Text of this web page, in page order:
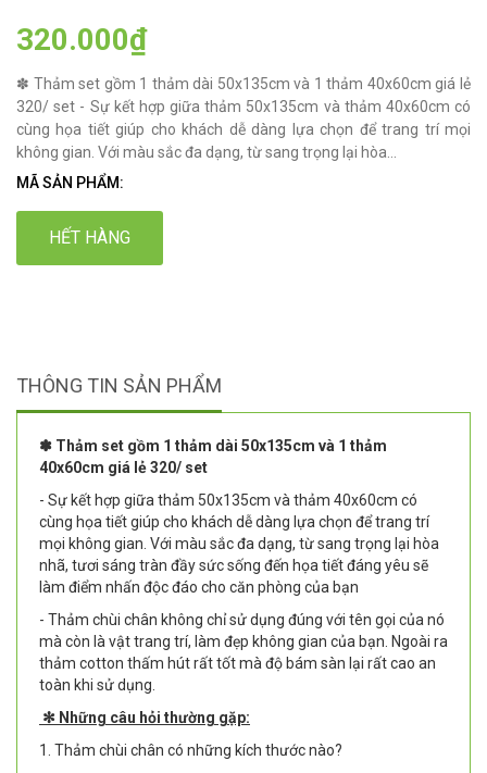
320.000₫
✽ Thảm set gồm 1 thảm dài 50x135cm và 1 thảm 40x60cm giá lẻ
320/ set - Sự kết hợp giữa thảm 50x135cm và thảm 40x60cm có
cùng họa tiết giúp cho khách dễ dàng lựa chọn để trang trí mọi
không gian. Với màu sắc đa dạng, từ sang trọng lại hòa...
MÃ SẢN PHẨM:
HẾT HÀNG
THÔNG TIN SẢN PHẨM
✽ Thảm set gồm 1 thảm dài 50x135cm và 1 thảm
40x60cm giá lẻ 320/ set
- Sự kết hợp giữa thảm 50x135cm và thảm 40x60cm có
cùng họa tiết giúp cho khách dễ dàng lựa chọn để trang trí
mọi không gian. Với màu sắc đa dạng, từ sang trọng lại hòa
nhã, tươi sáng tràn đầy sức sống đến họa tiết đáng yêu sẽ
làm điểm nhấn độc đáo cho căn phòng của bạn
- Thảm chùi chân không chỉ sử dụng đúng với tên gọi của nó
mà còn là vật trang trí, làm đẹp không gian của bạn. Ngoài ra
thảm cotton thấm hút rất tốt mà độ bám sàn lại rất cao an
toàn khi sử dụng.
✻ Những câu hỏi thường gặp:
1. Thảm chùi chân có những kích thước nào?